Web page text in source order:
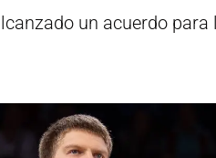
un acuerdo